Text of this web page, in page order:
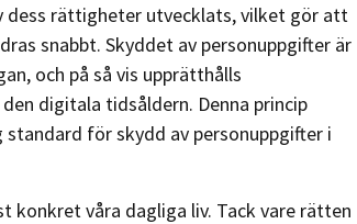
dess rättigheter utvecklats, vilket gör att
snabbt. Skyddet av personuppgifter är
och på så vis upprätthålls
digitala tidsåldern. Denna princip
för skydd av personuppgifter i
konkret våra dagliga liv. Tack vare rätten